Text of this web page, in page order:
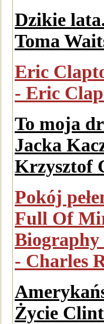
Dzikie
Toma
Eric
- Eric
To moja
Jacka
Krzysztof
Pokój
Full Of
- Charles
Życie